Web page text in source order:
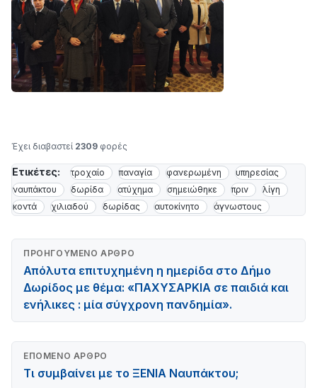
Έχει διαβαστεί 2309 φορές
Ετικέτες: τροχαίο παναγία φανερωμένη
υπηρεσίας
ναυπάκτου
δωρίδα ατύχημα σημειώθηκε πριν
λίγη
κοντά
χιλιαδού δωρίδας αυτοκίνητο άγνωστους
ΠΡΟΗΓΟΎΜΕΝΟ ΆΡΘΡΟ
Απόλυτα επιτυχημένη η ημερίδα στο Δήμο
Δωρίδος με θέμα: «ΠΑΧΥΣΑΡΚΙΑ σε παιδιά και
ενήλικες : μία σύγχρονη πανδημία».
ΕΠΌΜΕΝΟ ΆΡΘΡΟ
Τι συμβαίνει με το ΞΕΝΙΑ Ναυπάκτου;